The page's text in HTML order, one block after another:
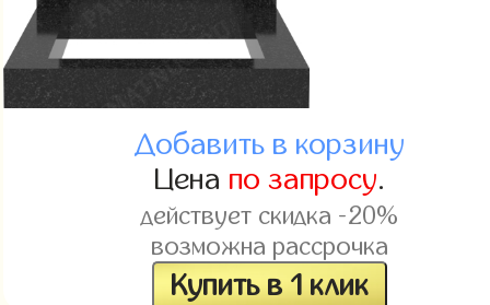
Добавить в корзину
Цена по запросу.
действует скидка -20%
возможна рассрочка
Купить в 1 клик